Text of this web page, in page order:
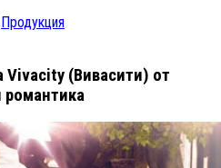
Продукция
Vivacity (Вивасити) от